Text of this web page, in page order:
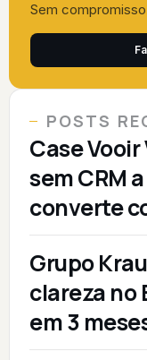
Sem
POSTS
Case
sem CRM
converte
Grupo
clareza no
em 3